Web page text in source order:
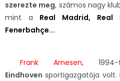
szerezte meg, számos nagy
mint a Real Madrid, Real
Fenerbahçe….
Frank Arnesen,
Eindhoven sportigazgatója volt.